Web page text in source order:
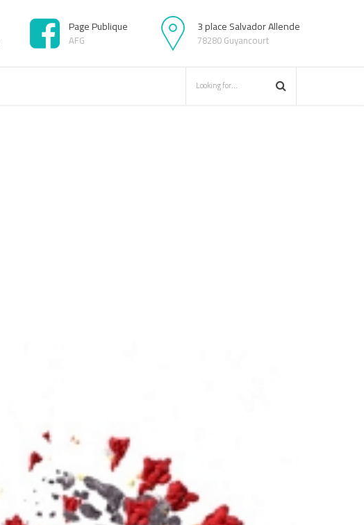
Page Publique
AFG
3 place Salvador Allende
78280 Guyancourt